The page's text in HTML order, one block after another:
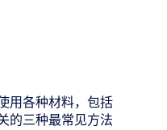
用各种材料，包括
的三种最常见方法